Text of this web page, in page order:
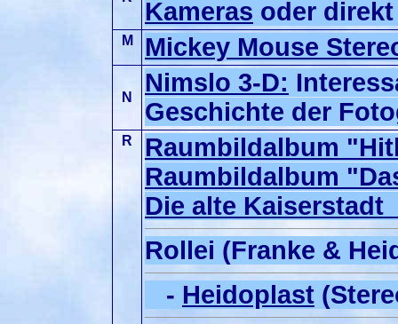
Kameras oder
M Mickey Mouse
N
Nimslo 3-D:
Geschichte der
R
Raumbildalbum
Raumbildalbum
Die alte
Rollei (Franke &
- Heidoplast